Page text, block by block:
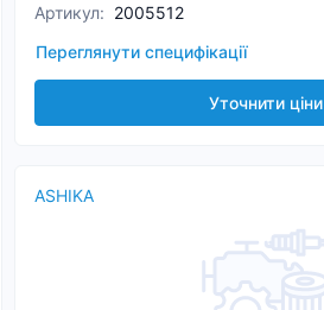
Артикул: 2005512
Переглянути специфікації
Уточнити ціни
ASHIKA